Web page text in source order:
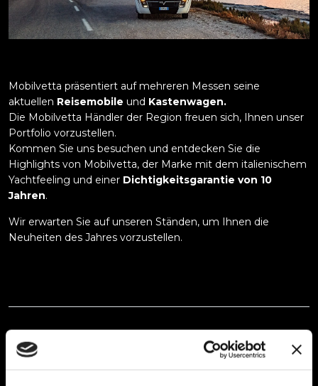
Mobilvetta präsentiert auf mehreren Messen seine
aktuellen Reisemobile und Kastenwagen.
Die Mobilvetta Händler der Region freuen sich, Ihnen unser
Portfolio vorzustellen.
Kommen Sie uns besuchen und entdecken Sie die
Highlights von Mobilvetta, der Marke mit dem italienischem
Yachtfeeling und einer Dichtigkeitsgarantie von 10
Jahren.
Wir erwarten Sie auf unseren Ständen, um Ihnen die
Neuheiten des Jahres vorzustellen.